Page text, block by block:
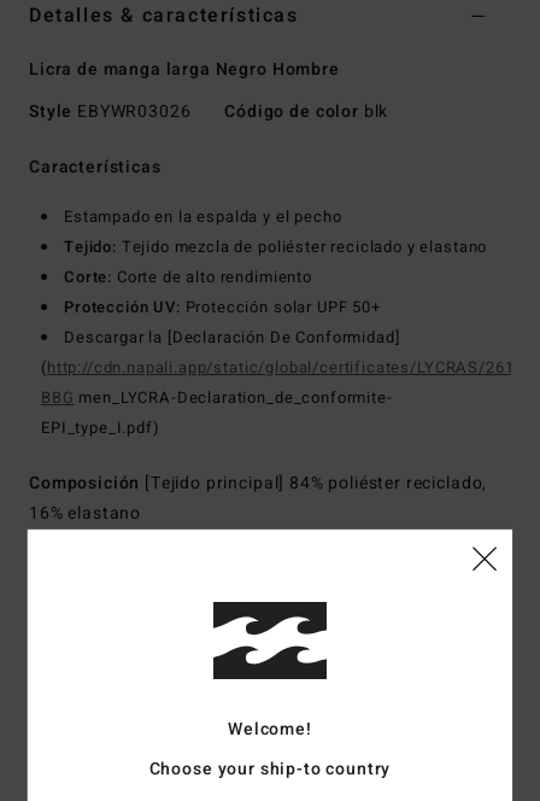
Detalles & características
Licra de manga larga Negro Hombre
Style EBYWR03026 Código de color blk
Características
Estampado en la espalda y el pecho
Tejido: Tejido mezcla de poliéster reciclado y elastano
Corte: Corte de alto rendimiento
Protección UV: Protección solar UPF 50+
Descargar la [Declaración De Conformidad]
(http://cdn.napali.app/static/global/certificates/LYCRAS/261-
BBG men_LYCRA-Declaration_de_conformite-
EPI_type_I.pdf)
Composición [Tejido principal] 84% poliéster reciclado,
16% elastano
Envíos y Devoluciones
Welcome!
Choose your ship-to country